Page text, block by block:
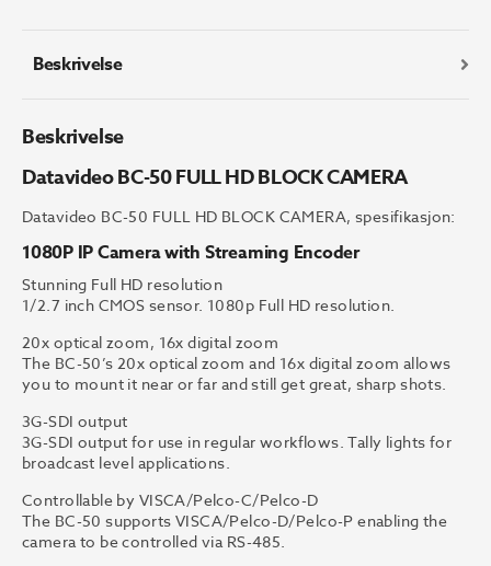
antall
Beskrivelse
Beskrivelse
Datavideo BC-50 FULL HD BLOCK CAMERA
Datavideo BC-50 FULL HD BLOCK CAMERA, spesifikasjon:
1080P IP Camera with Streaming Encoder
Stunning Full HD resolution
1/2.7 inch CMOS sensor. 1080p Full HD resolution.
20x optical zoom, 16x digital zoom
The BC-50’s 20x optical zoom and 16x digital zoom allows
you to mount it near or far and still get great, sharp shots.
3G-SDI output
3G-SDI output for use in regular workflows. Tally lights for
broadcast level applications.
Controllable by VISCA/Pelco-C/Pelco-D
The BC-50 supports VISCA/Pelco-D/Pelco-P enabling the
camera to be controlled via RS-485.